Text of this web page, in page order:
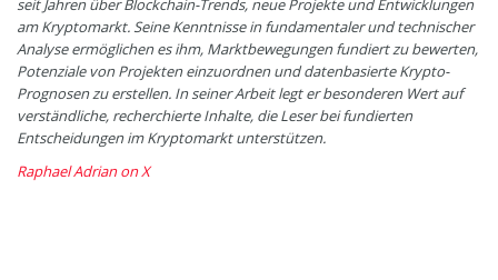
seit Jahren über Blockchain-Trends, neue Projekte und Entwicklungen
am Kryptomarkt. Seine Kenntnisse in fundamentaler und technischer
Analyse ermöglichen es ihm, Marktbewegungen fundiert zu bewerten,
Potenziale von Projekten einzuordnen und datenbasierte Krypto-
Prognosen zu erstellen. In seiner Arbeit legt er besonderen Wert auf
verständliche, recherchierte Inhalte, die Leser bei fundierten
Entscheidungen im Kryptomarkt unterstützen.
Raphael Adrian on X